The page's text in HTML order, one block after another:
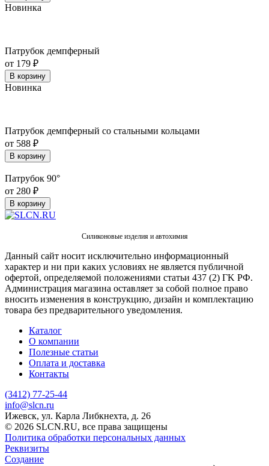
Новинка
Патрубок демпферный
от 179 ₽
В корзину
Новинка
Патрубок демпферный со стальными кольцами
от 588 ₽
В корзину
Патрубок 90°
от 280 ₽
В корзину
Силиконовые изделия и автохимия
Данный сайт носит исключительно информационный
характер и ни при каких условиях не является публичной
офертой, определяемой положениями статьи 437 (2) ГK РФ.
Администрация магазина оставляет за собой полное право
вносить изменения в конструкцию, дизайн и комплектацию
товара без предварительного уведомления.
Каталог
О компании
Полезные статьи
Оплата и доставка
Контакты
(3412) 77-25-44
info@slcn.ru
Ижевск, ул. Карла Либкнехта, д. 26
© 2026 SLCN.RU, все права защищены
Политика обработки персональных данных
Реквизиты
Создание